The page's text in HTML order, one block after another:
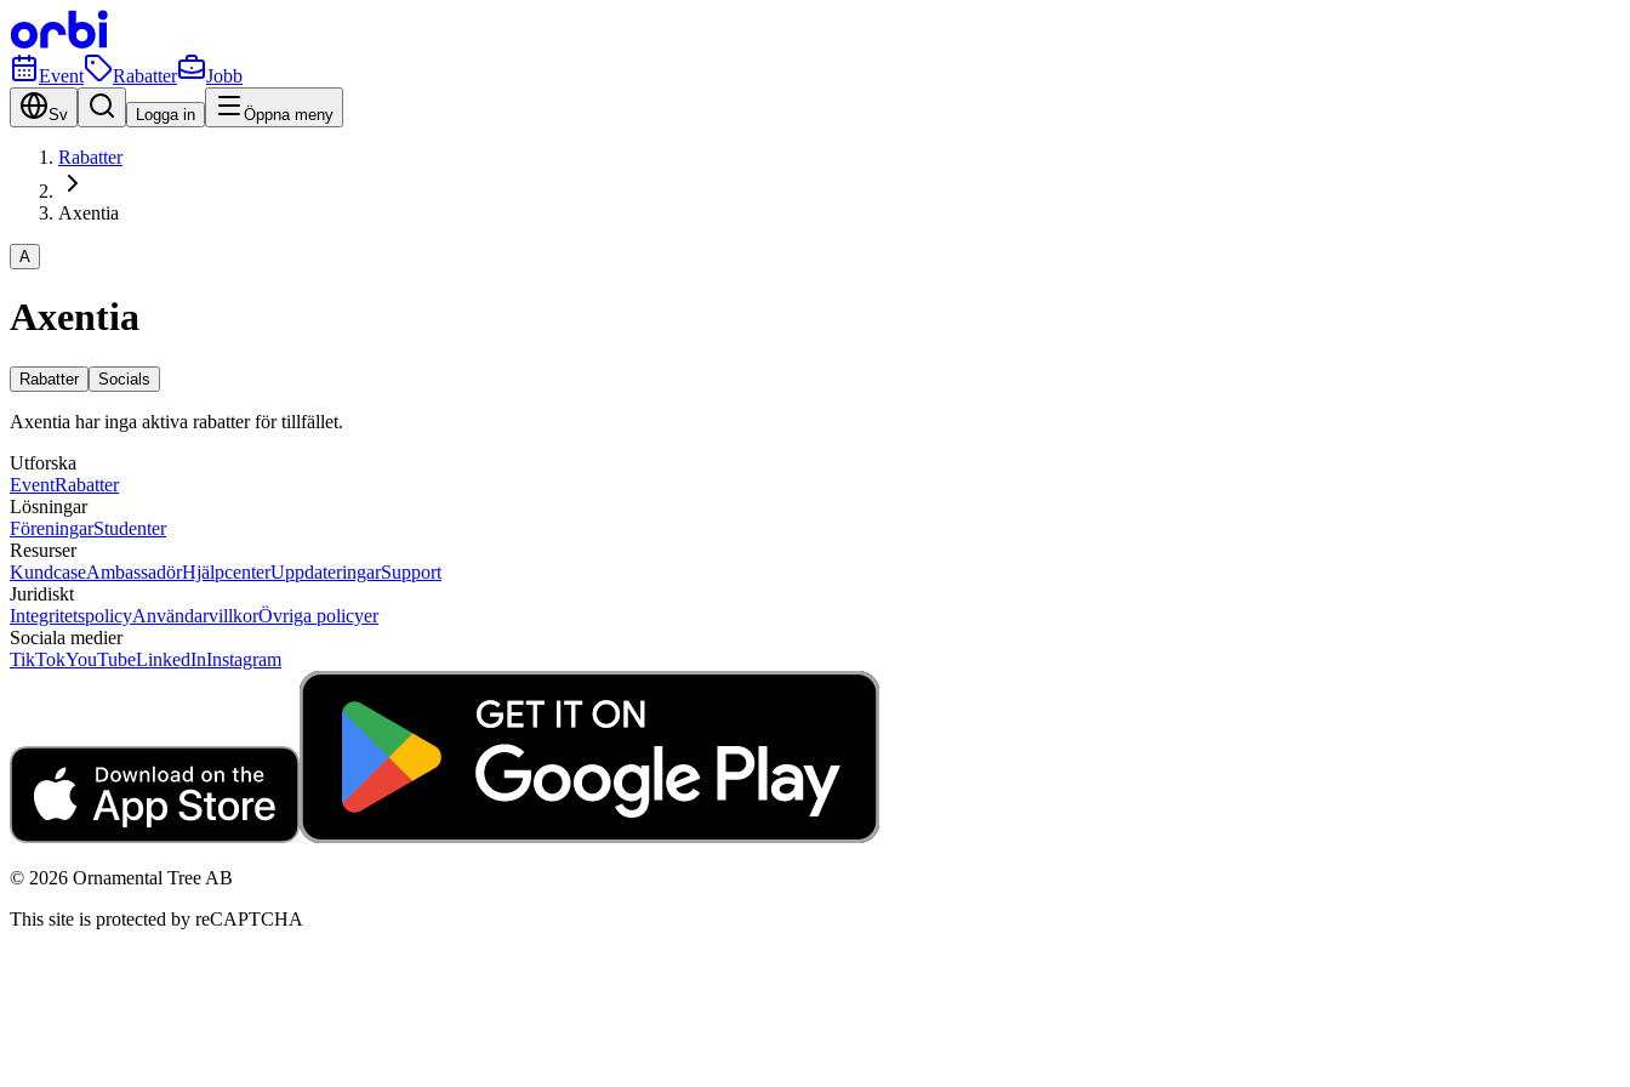
Event Rabatter Jobb
Sv Logga in Öppna meny
Rabatter
Axentia
A
Axentia
Rabatter Socials
Axentia har inga aktiva rabatter för tillfället.
Utforska
EventRabatter
Lösningar
FöreningarStudenter
Resurser
KundcaseAmbassadörHjälpcenterUppdateringarSupport
Juridiskt
IntegritetspolicyAnvändarvillkorÖvriga policyer
Sociala medier
TikTokYouTubeLinkedInInstagram
© 2026 Ornamental Tree AB
This site is protected by reCAPTCHA